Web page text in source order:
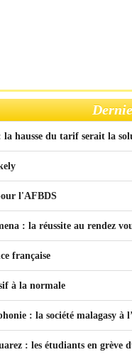
: la hausse du tarif serait la
l'AFBDS
: la réussite au rendez
française
à la normale
: la société malagasy à
: les étudiants en grève